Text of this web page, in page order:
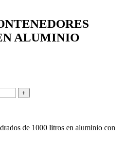
ALUMINIO
de 1000 litros en aluminio con